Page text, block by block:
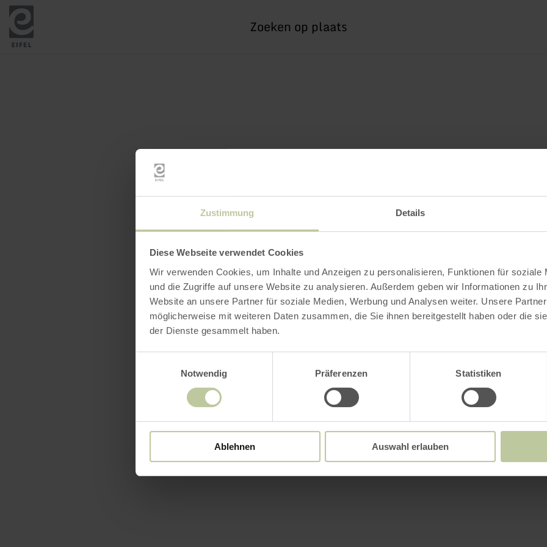
Zustimmung Details
Diese Webseite verwendet Cookies
Wir verwenden Cookies, um Inhalte und Anzeigen zu personalisieren, Funktionen für soziale
und die Zugriffe auf unsere Website zu analysieren. Außerdem geben wir Informationen zu
Website an unsere Partner für soziale Medien, Werbung und Analysen weiter. Unsere
möglicherweise mit weiteren Daten zusammen, die Sie ihnen bereitgestellt haben oder die
der Dienste gesammelt haben.
Notwendig
Präferenzen Statistiken
Ablehnen Auswahl erlauben
zoek